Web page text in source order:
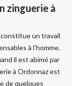
zinguerie à
un travail
à l’homme.
il est abimé par
à Ordonnaz est
de quelques